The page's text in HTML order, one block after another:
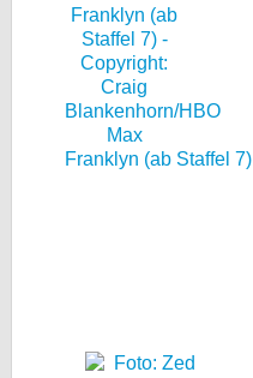
Franklyn (ab Staffel 7)